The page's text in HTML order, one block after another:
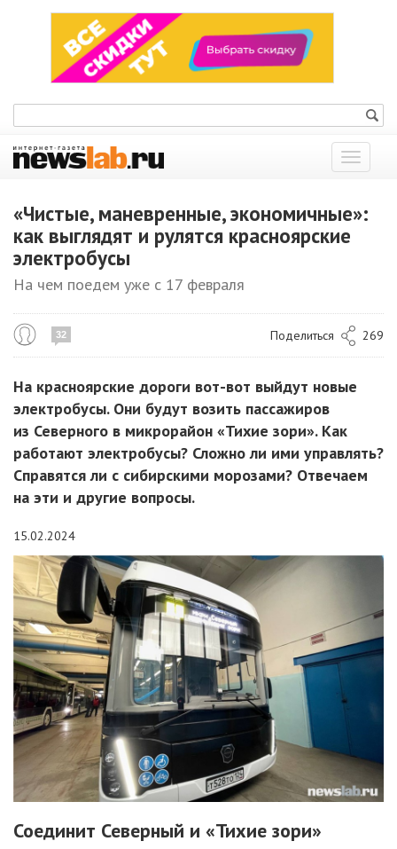
Показать
меню
«Чистые, маневренные, экономичные»:
как выглядят и рулятся красноярские
электробусы
На чем поедем уже с 17 февраля
32 Поделиться 269
На красноярские дороги вот-вот выйдут новые
электробусы. Они будут возить пассажиров
из Северного в микрорайон «Тихие зори». Как
работают электробусы? Сложно ли ими управлять?
Справятся ли с сибирскими морозами? Отвечаем
на эти и другие вопросы.
15.02.2024
Соединит Северный и «Тихие зори»